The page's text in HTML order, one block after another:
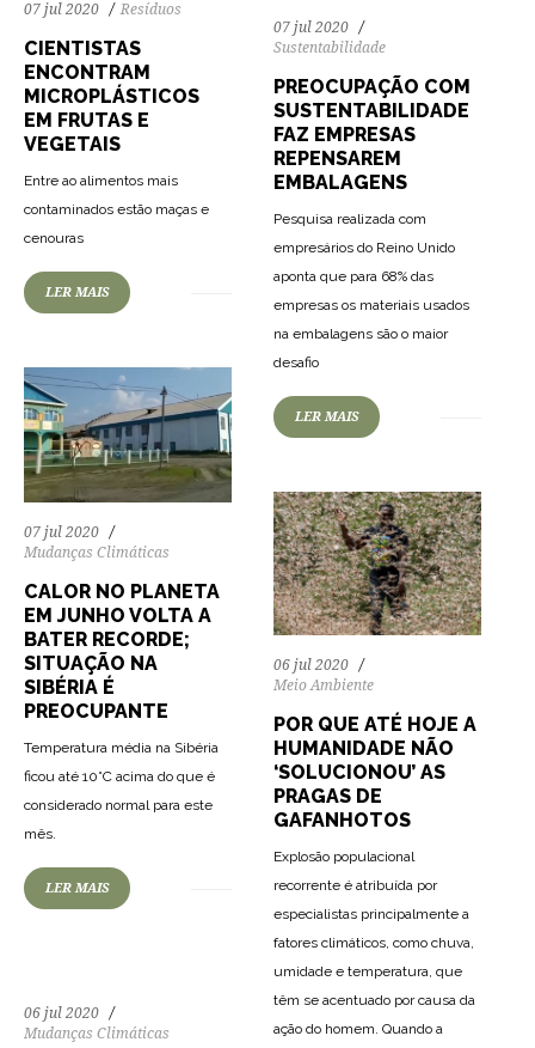
07 jul 2020 Resíduos
CIENTISTAS
ENCONTRAM
MICROPLÁSTICOS
EM FRUTAS E
VEGETAIS
Entre ao alimentos mais
contaminados estão maças e
cenouras
LER MAIS
07 jul 2020
Sustentabilidade
PREOCUPAÇÃO COM
SUSTENTABILIDADE
FAZ EMPRESAS
REPENSAREM
EMBALAGENS
Pesquisa realizada com
empresários do Reino Unido
aponta que para 68% das
empresas os materiais usados
na embalagens são o maior
desafio
LER MAIS
07 jul 2020
Mudanças Climáticas
CALOR NO PLANETA
EM JUNHO VOLTA A
BATER RECORDE;
SITUAÇÃO NA
SIBÉRIA É
PREOCUPANTE
Temperatura média na Sibéria
ficou até 10°C acima do que é
considerado normal para este
mês.
LER MAIS
06 jul 2020
Meio Ambiente
POR QUE ATÉ HOJE A
HUMANIDADE NÃO
‘SOLUCIONOU’ AS
PRAGAS DE
GAFANHOTOS
Explosão populacional
recorrente é atribuída por
especialistas principalmente a
fatores climáticos, como chuva,
umidade e temperatura, que
têm se acentuado por causa da
ação do homem. Quando a
06 jul 2020
Mudanças Climáticas